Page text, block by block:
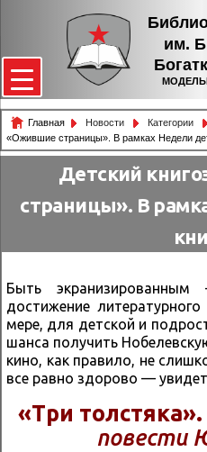
им.
Главная Новости Категории
«Ожившие страницы». В рамках Недели
Детский
страницы». В
Быть
достижение
мере, для детской и
шанса получить
кино, как правило, не
все равно здорово —
«Три толстяка».
повести